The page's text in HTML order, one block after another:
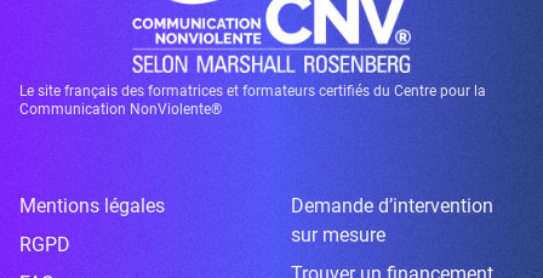
Le site français des formatrices et formateurs certifiés du Centre pour la
Communication NonViolente®
Mentions légales
RGPD
Demande d’intervention
sur mesure
Trouver un financement